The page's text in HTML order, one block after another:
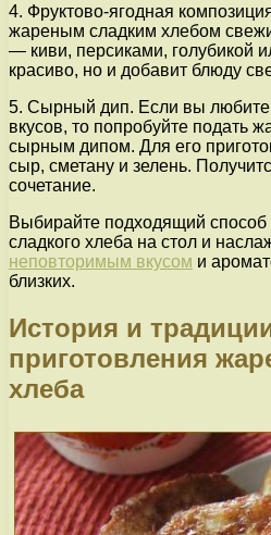
4. Фруктово-ягодная
жареным сладким хлебом
— киви, персиками, голубикой
красиво, но и добавит блюду
5. Сырный дип. Если вы
вкусов, то попробуйте подать
сырным дипом. Для его
сыр, сметану и зелень.
сочетание.
Выбирайте подходящий способ
сладкого хлеба на стол и
неповторимым вкусом и
близких.
История и
приготовления
хлеба